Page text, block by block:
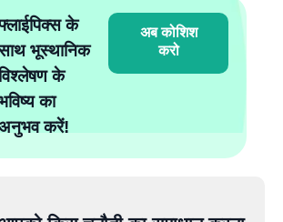
के
भूस्थानिक
के
का
करें!
अब कोशिश
करो